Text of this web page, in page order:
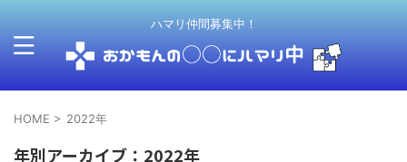
ハマリ仲間募集中！
HOME > 2022年
年別アーカイブ：2022年